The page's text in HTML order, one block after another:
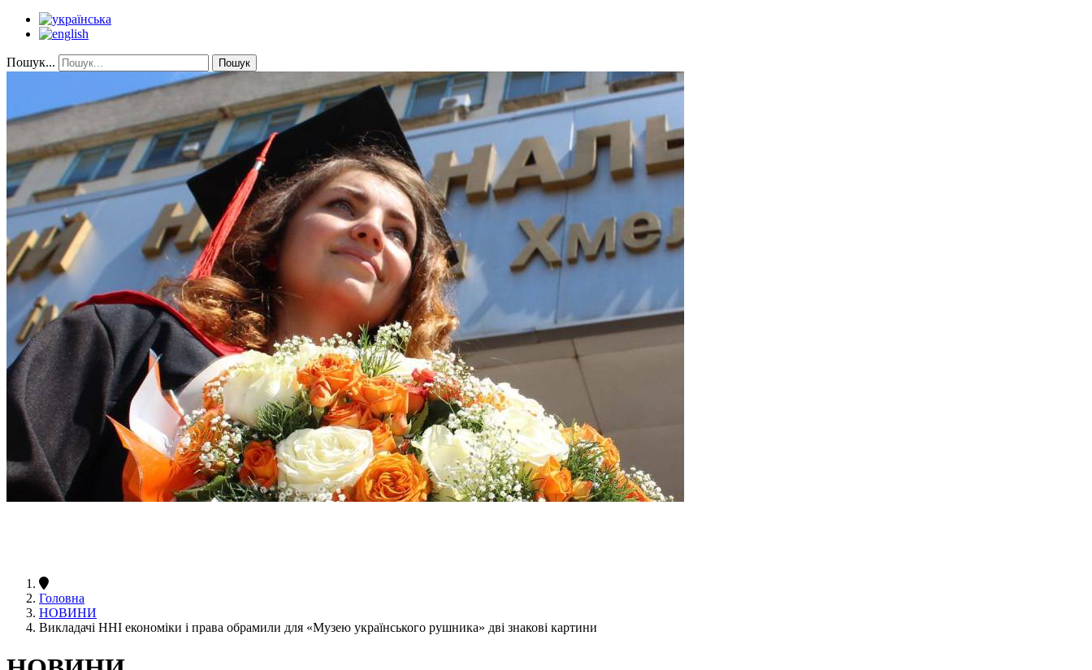
Пошук... Пошук
Головна
НОВИНИ
Викладачі ННІ економіки і права обрамили для «Музею українського рушника» дві знакові картини